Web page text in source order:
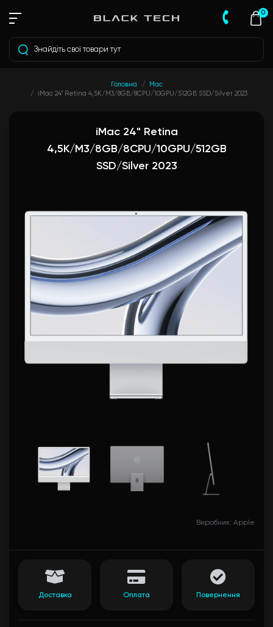
0
Головна
Mac
iMac 24" Retina 4,5K/M3/8GB/8CPU/10GPU/512GB SSD/Silver 2023
iMac 24" Retina
4,5K/M3/8GB/8CPU/10GPU/512GB
SSD/Silver 2023
Виробник: Apple
Доставка Оплата Повернення